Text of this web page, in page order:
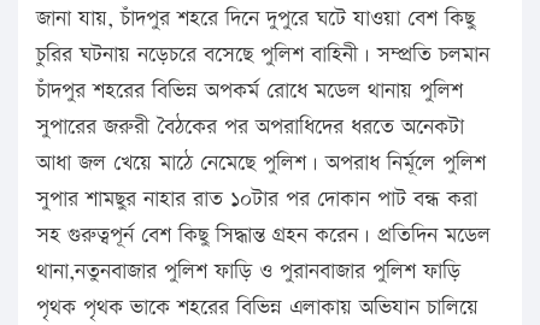
জানা যায়, চাঁদপুর শহরে দিনে দুপুরে ঘটে যাওয়া বেশ কিছু
চুরির ঘটনায় নড়েচরে বসেছে পুলিশ বাহিনী। সম্প্রতি চলমান
চাঁদপুর শহরের বিভিন্ন অপকর্ম রোধে মডেল থানায় পুলিশ
সুপারের জরুরী বৈঠকের পর অপরাধিদের ধরতে অনেকটা
আধা জল খেয়ে মাঠে নেমেছে পুলিশ। অপরাধ নির্মূলে পুলিশ
সুপার শামছুর নাহার রাত ১০টার পর দোকান পাট বন্ধ করা
সহ গুরুত্বপূর্ন বেশ কিছু সিদ্ধান্ত গ্রহন করেন। প্রতিদিন মডেল
থানা,নতুনবাজার পুলিশ ফাড়ি ও পুরানবাজার পুলিশ ফাড়ি
পৃথক পৃথক ভাকে শহরের বিভিন্ন এলাকায় অভিযান চালিয়ে